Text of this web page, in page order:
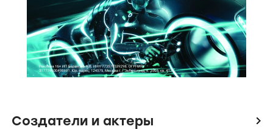
Создатели и актеры icon